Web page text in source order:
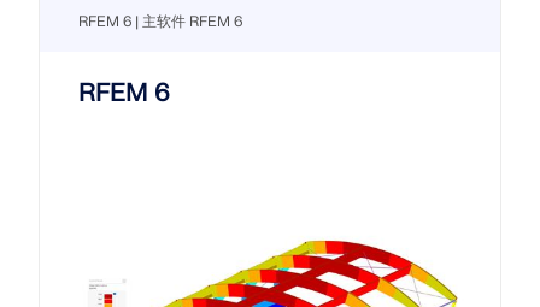
RFEM 6 | 主软件 RFEM 6
RFEM 6